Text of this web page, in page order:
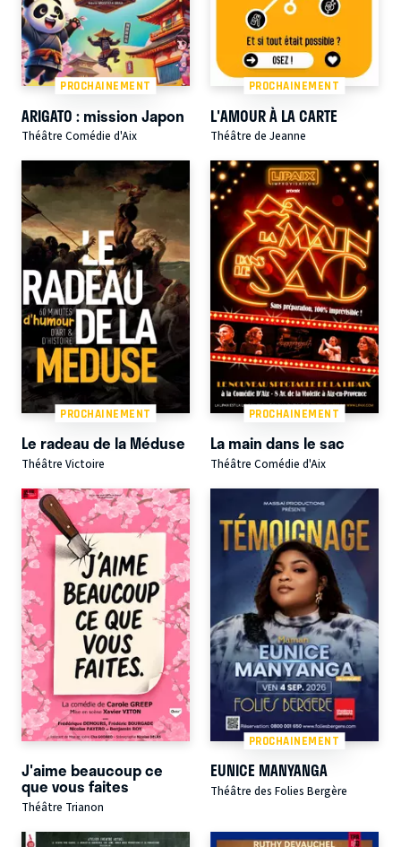
PROCHAINEMENT
ARIGATO : mission Japon
Théâtre Comédie d'Aix
PROCHAINEMENT
L'AMOUR À LA CARTE
Théâtre de Jeanne
PROCHAINEMENT
Le radeau de la Méduse
Théâtre Victoire
PROCHAINEMENT
La main dans le sac
Théâtre Comédie d'Aix
J'aime beaucoup ce
que vous faites
Théâtre Trianon
PROCHAINEMENT
EUNICE MANYANGA
Théâtre des Folies Bergère